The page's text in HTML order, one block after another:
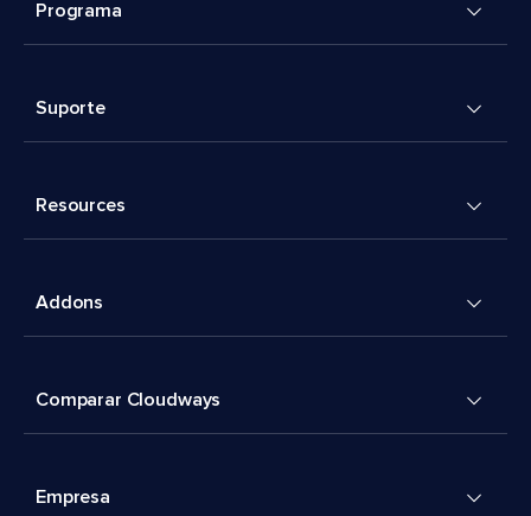
Programa
Suporte
Resources
Addons
Comparar Cloudways
Empresa